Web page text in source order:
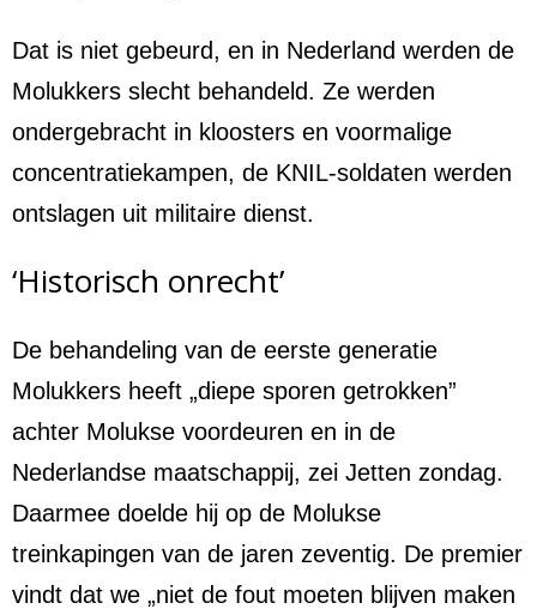
Dat is niet gebeurd, en in Nederland werden de
Molukkers slecht behandeld. Ze werden
ondergebracht in kloosters en voormalige
concentratiekampen, de KNIL-soldaten werden
ontslagen uit militaire dienst.
‘Historisch onrecht’
De behandeling van de eerste generatie
Molukkers heeft „diepe sporen getrokken”
achter Molukse voordeuren en in de
Nederlandse maatschappij, zei Jetten zondag.
Daarmee doelde hij op de Molukse
treinkapingen van de jaren zeventig. De premier
vindt dat we „niet de fout moeten blijven maken